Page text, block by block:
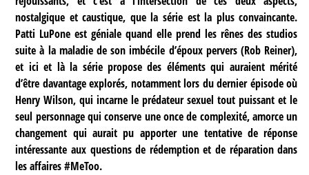
nostalgique et caustique, que la série est la plus convaincante.
Patti LuPone est géniale quand elle prend les rênes des studios
suite à la maladie de son imbécile d’époux pervers (Rob Reiner),
et ici et là la série propose des éléments qui auraient mérité
d’être davantage explorés, notamment lors du dernier épisode où
Henry Wilson, qui incarne le prédateur sexuel tout puissant et le
seul personnage qui conserve une once de complexité, amorce un
changement qui aurait pu apporter une tentative de réponse
intéressante aux questions de rédemption et de réparation dans
les affaires #MeToo.